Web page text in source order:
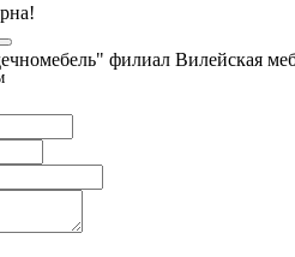
филиал Вилейская